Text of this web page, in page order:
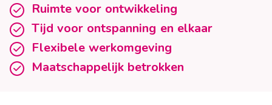
Ruimte voor ontwikkeling
Tijd voor ontspanning en elkaar
Flexibele werkomgeving
Maatschappelijk betrokken